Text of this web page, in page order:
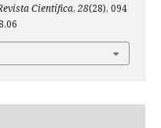
Científica, 28(28), 094